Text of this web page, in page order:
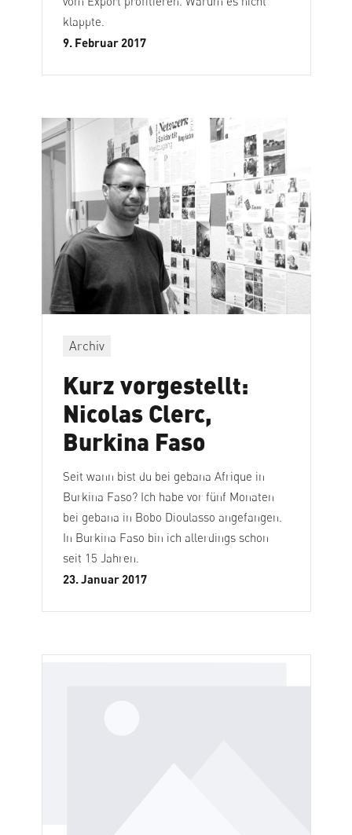
klappte.
9. Februar 2017
Archiv
Kurz vorgestellt:
Nicolas Clerc,
Burkina Faso
Seit wann bist du bei gebana Afrique in
Burkina Faso? Ich habe vor fünf Monaten
bei gebana in Bobo Dioulasso angefangen.
In Burkina Faso bin ich allerdings schon
seit 15 Jahren.
23. Januar 2017